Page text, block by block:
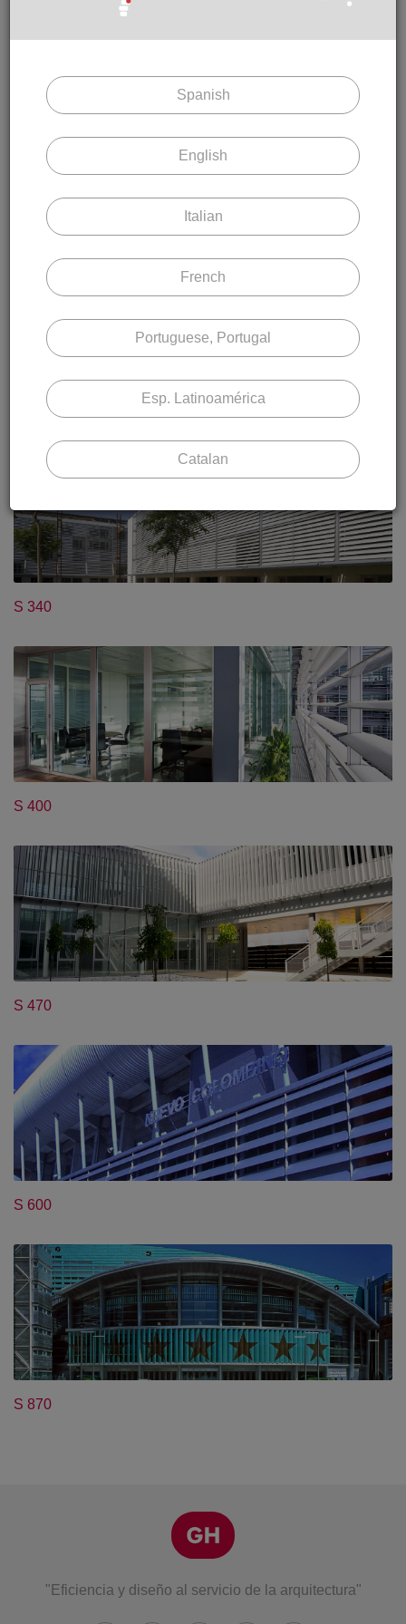
DEPURE SU BÚSQUEDA
deseadas para acotar su búsqueda.
Tipo de material
Aluminio Perfiado
Sección Lama
Paramento
Marco Fijo
S 340
S 400
S 470
S 600
S 870
"Eficiencia y diseño al servicio de la arquitectura"
Spanish
English
Italian
French
Portuguese, Portugal
Esp. Latinoamérica
Catalan